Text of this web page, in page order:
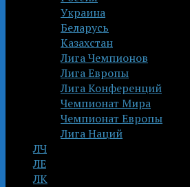
Украина
Беларусь
Казахстан
Лига Чемпионов
Лига Европы
Лига Конференций
Чемпионат Мира
Чемпионат Европы
Лига Наций
ЛЧ
ЛЕ
ЛК